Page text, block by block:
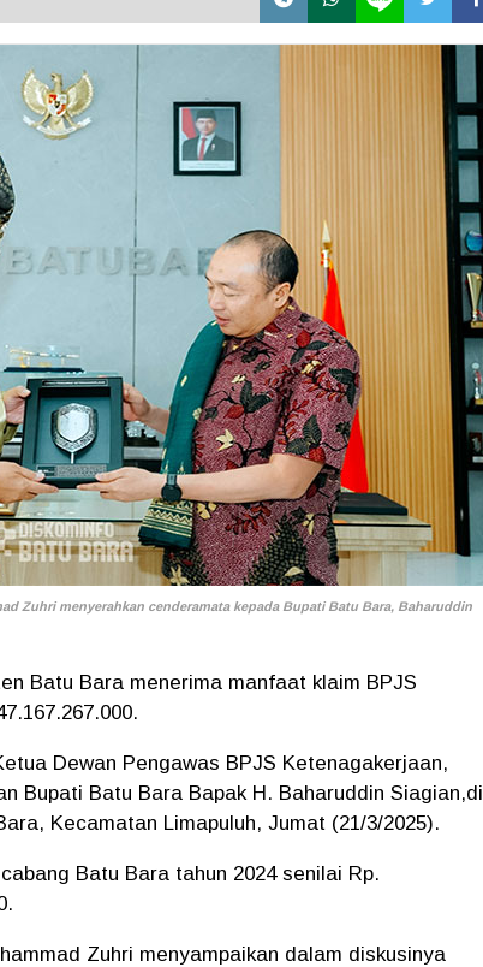
Zuhri menyerahkan cenderamata kepada Bupati Batu Bara, Baharuddin
Batu Bara menerima manfaat klaim BPJS
Dewan Pengawas BPJS Ketenagakerjaan,
Bupati Batu Bara Bapak H. Baharuddin Siagian,di
Kecamatan Limapuluh, Jumat (21/3/2025).
Batu Bara tahun 2024 senilai Rp.
Zuhri menyampaikan dalam diskusinya